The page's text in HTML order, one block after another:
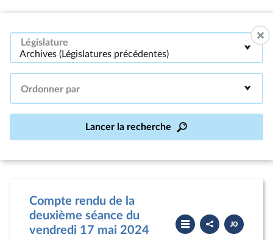
Législature
Archives (Législatures précédentes)
Ordonner par
Lancer la recherche
Compte rendu de la
deuxième séance du
vendredi 17 mai 2024
Partager
le
compte
Télécharger
le
PDF